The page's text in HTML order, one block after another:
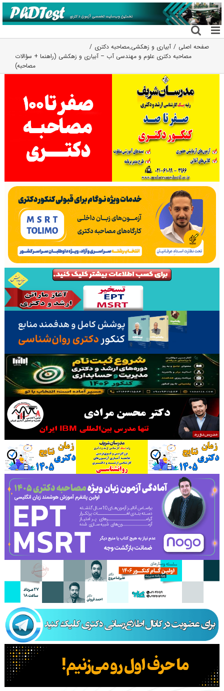
رفتن
به
محتوا
صفحه اصلی آبیاری و زهکشی,مصاحبه دکتری
مصاحبه دکتری علوم و مهندسی آب – آبیاری و زهکشی (راهنما + سؤالات
مصاحبه)